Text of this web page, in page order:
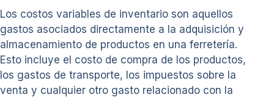
Los costos variables de inventario son aquellos
gastos asociados directamente a la adquisición y
almacenamiento de productos en una ferretería.
Esto incluye el costo de compra de los productos,
los gastos de transporte, los impuestos sobre la
venta y cualquier otro gasto relacionado con la